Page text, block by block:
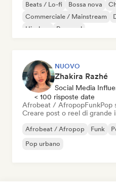
Beats / Lo-fi Bossa nova
Commerciale / Mainstream
Hip-hop
Pop soul
NUOVO
Zhakira Razhé
Social Media
< 100 risposte date
Afrobeat / AfropopFunkPop
Creare post o reel di grande
Afrobeat / Afropop Funk
Pop urbano